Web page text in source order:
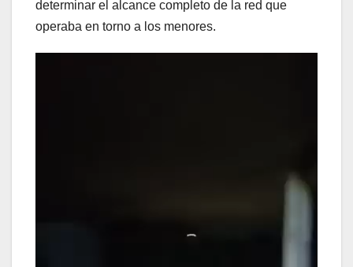
determinar el alcance completo de la red que
operaba en torno a los menores.